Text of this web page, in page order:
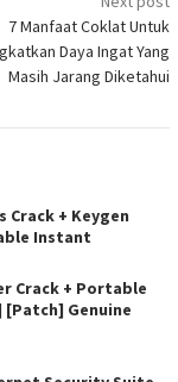
7 Manfaat Coklat Untuk
Daya Ingat Yang
Masih Jarang Diketahui
Crack + Keygen
Instant
Crack + Portable
Genuine